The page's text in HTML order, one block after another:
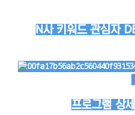
N사 키워드 관심자
프로그램 상